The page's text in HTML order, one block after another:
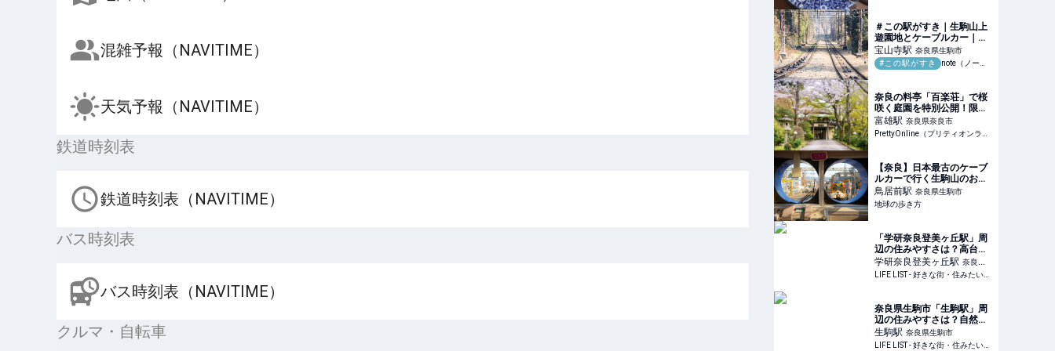
混雑予報（NAVITIME）
天気予報（NAVITIME）
鉄道時刻表
鉄道時刻表（NAVITIME）
バス時刻表
バス時刻表（NAVITIME）
クルマ・自転車
＃この駅がすき｜生駒山上
遊園地とケーブルカー｜
offece10
宝山寺駅 奈良県生駒市
#この駅がすき
note（ノート）
奈良の料亭「百楽荘」で桜
咲く庭園を特別公開！限定
御膳も予約販売 |
PrettyOnline
富雄駅 奈良県奈良市
PrettyOnline（プリティオンライン）
【奈良】日本最古のケーブ
ルカーで行く生駒山のおす
すめスポット3選
鳥居前駅 奈良県生駒市
地球の歩き方
「学研奈良登美ヶ丘駅」周
辺の住みやすさは？高台に
構える駅と緑に囲まれた住
宅街 - LIFE LIST - 好きな
街・住みたい街・私の街
学研奈良登美ヶ丘駅 奈良県
奈良市
LIFE LIST - 好きな街・住みたい街・私の街
奈良県生駒市「生駒駅」周
辺の住みやすさは？自然に
囲まれながら快適に暮ら
す、そんな憧れの非日常を
生駒駅 奈良県生駒市
LIFE LIST - 好きな街・住みたい街・私の街